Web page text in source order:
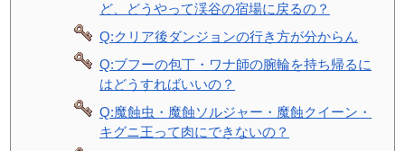
ど、どうやって渓谷の宿場に戻るの？
Q:クリア後ダンジョンの行き方が分からん
Q:ブフーの包丁・ワナ師の腕輪を持ち帰るに
はどうすればいいの？
Q:魔蝕虫・魔蝕ソルジャー・魔蝕クイーン・
キグニ王って肉にできないの？